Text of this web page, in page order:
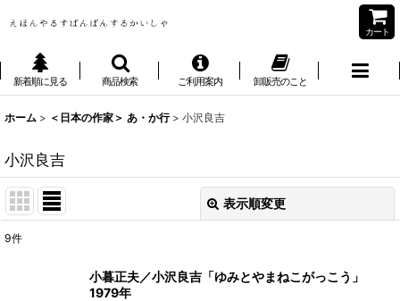
カート
新着順に見る 商品検索 ご利用案内 卸販売のこと
ホーム > ＜日本の作家＞ あ・か行 > 小沢良吉
小沢良吉
表示順変更
9件
小暮正夫／小沢良吉「ゆみとやまねこがっこう」
1979年